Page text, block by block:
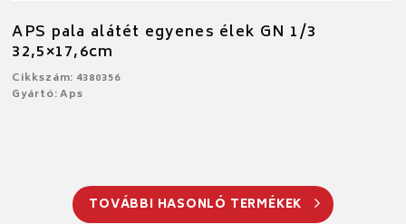
APS pala alátét egyenes élek GN 1/3
32,5×17,6cm
Cikkszám: 4380356
Gyártó: Aps
TOVÁBBI HASONLÓ TERMÉKEK